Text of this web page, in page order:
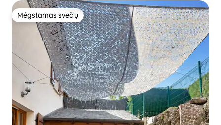
Mėgstamas svečių
Mėgstamas svečių